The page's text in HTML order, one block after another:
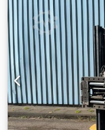
Mast:3F4500
mm Dedpszq T T
Capacity:1300 kg
345 ah Options:ZEER
- HEFVERMOGEN
Spreider !! - VETTER
PROPORTIONELE hef
lepels - GESCHIKT
tussen de steunpoten